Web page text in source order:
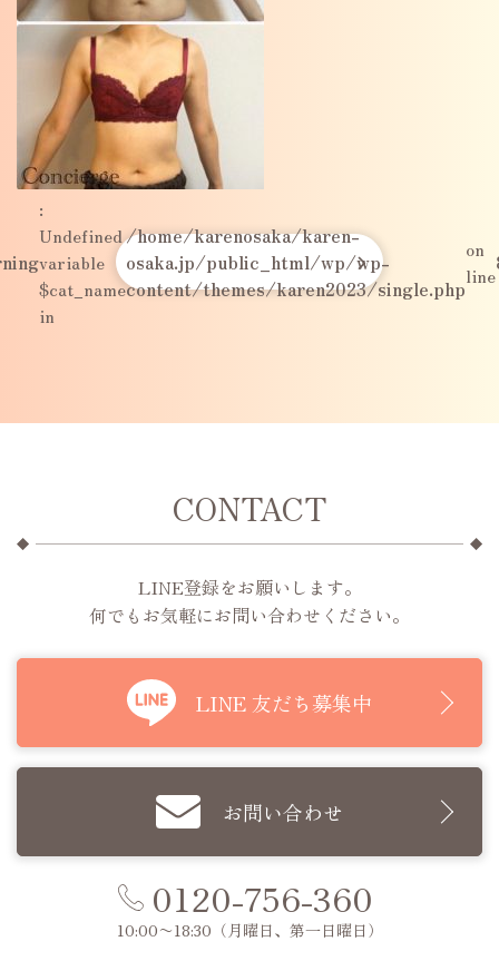
:
Undefined
variable
$cat_name
in
/home/karenosaka/karen-
osaka.jp/public_html/wp/wp-
content/themes/karen2023/single.php
on
line
CONTACT
LINE登録をお願いします。
何でもお気軽にお問い合わせください。
LINE 友だち募集中
お問い合わせ
0120-756-360
10:00〜18:30 （月曜日、第一日曜日）